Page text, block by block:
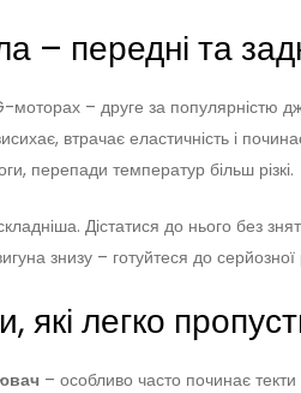
– передні та
моторах – друге за популярністю
втрачає еластичність і
перепади температур більш різкі.
Дістатися до нього без
знизу – готуйтеся до
які легко
– особливо часто починає